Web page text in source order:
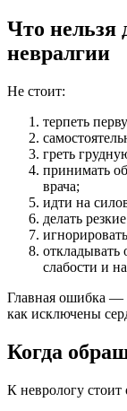
Что нельзя
невралгии
Не стоит:
терпеть
греть
принимать
врача;
идти на
делать
откладывать
слабости и
Главная ошибка —
как исключены
Когда
К неврологу стоит